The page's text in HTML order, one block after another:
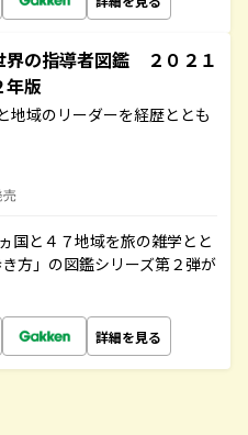
の指導者図鑑 ２０２１
年版
地域のリーダーを経歴ととも
売
国と４７地域を旅の雑学とと
方」の図鑑シリーズ第２弾が
詳細を見る